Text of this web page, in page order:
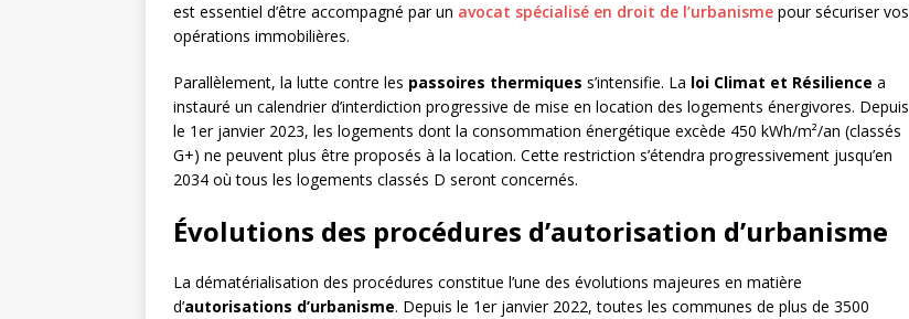
est essentiel d’être accompagné par un avocat spécialisé en droit de l’urbanisme pour sécuriser vos
opérations immobilières.
Parallèlement, la lutte contre les passoires thermiques s’intensifie. La loi Climat et Résilience a
instauré un calendrier d’interdiction progressive de mise en location des logements énergivores. Depuis
le 1er janvier 2023, les logements dont la consommation énergétique excède 450 kWh/m²/an (classés
G+) ne peuvent plus être proposés à la location. Cette restriction s’étendra progressivement jusqu’en
2034 où tous les logements classés D seront concernés.
Évolutions des procédures d’autorisation d’urbanisme
La dématérialisation des procédures constitue l’une des évolutions majeures en matière
d’autorisations d’urbanisme. Depuis le 1er janvier 2022, toutes les communes de plus de 3500